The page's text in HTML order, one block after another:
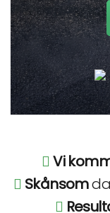
Vi
Skånsom